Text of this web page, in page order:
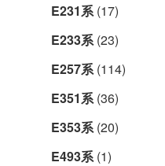
E231系(17)
E233系(23)
E257系(114)
E351系(36)
E353系(20)
E493系(1)